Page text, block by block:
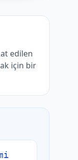
edilen
için bir